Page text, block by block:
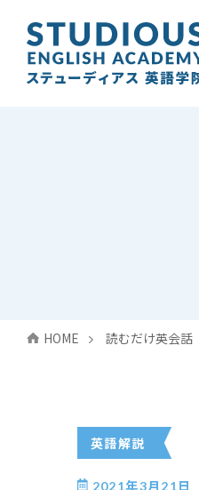
HOME 読むだけ英会話
英語解説
2021年3月21日